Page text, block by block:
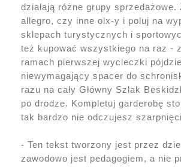
działają różne grupy sprzedażowe.
allegro, czy inne olx-y i poluj na
sklepach turystycznych i
też kupować wszystkiego na raz -
ramach pierwszej wycieczki
niewymagający spacer do
razu na cały Główny Szlak
po drodze. Kompletuj garderobę
tak bardzo nie odczujesz
- Ten tekst tworzony jest przez
zawodowo jest pedagogiem, a nie